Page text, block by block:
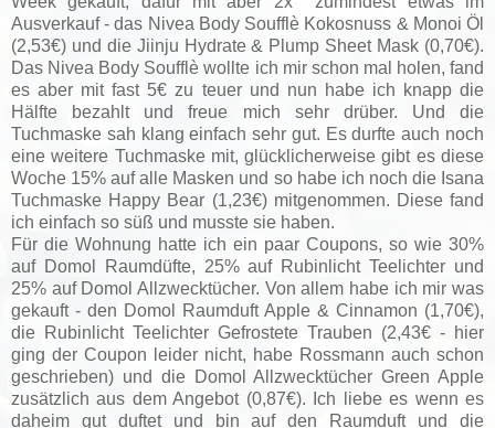
Ausverkauf - das Nivea Body Soufflè Kokosnuss & Monoi Öl
(2,53€) und die Jiinju Hydrate & Plump Sheet Mask (0,70€).
Das Nivea Body Soufflè wollte ich mir schon mal holen, fand
es aber mit fast 5€ zu teuer und nun habe ich knapp die
Hälfte bezahlt und freue mich sehr drüber. Und die
Tuchmaske sah klang einfach sehr gut. Es durfte auch noch
eine weitere Tuchmaske mit, glücklicherweise gibt es diese
Woche 15% auf alle Masken und so habe ich noch die Isana
Tuchmaske Happy Bear (1,23€) mitgenommen. Diese fand
ich einfach so süß und musste sie haben.
Für die Wohnung hatte ich ein paar Coupons, so wie 30%
auf Domol Raumdüfte, 25% auf Rubinlicht Teelichter und
25% auf Domol Allzwecktücher. Von allem habe ich mir was
gekauft - den Domol Raumduft Apple & Cinnamon (1,70€),
die Rubinlicht Teelichter Gefrostete Trauben (2,43€ - hier
ging der Coupon leider nicht, habe Rossmann auch schon
geschrieben) und die Domol Allzwecktücher Green Apple
zusätzlich aus dem Angebot (0,87€). Ich liebe es wenn es
daheim gut duftet und bin auf den Raumduft und die